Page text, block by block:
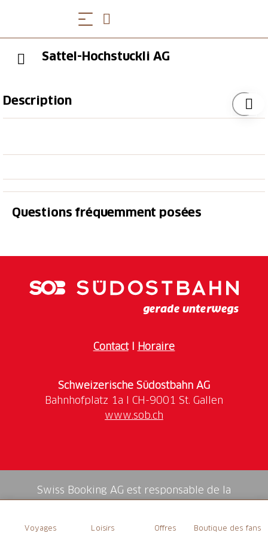
Voyages Loisirs Offres Boutique des fans
Sattel-Hochstuckli AG
Description
mécaniques les plus innovantes de Suisse centrale.
Questions fréquemment posées
ContactI Horaire
Schweizerische Südostbahn AG
www.sob.ch
Swiss Booking AG est responsable de la